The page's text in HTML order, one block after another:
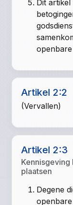
Dit
Artikel 2:2
(Vervallen)
Artikel 2:3
plaatsen
Degene